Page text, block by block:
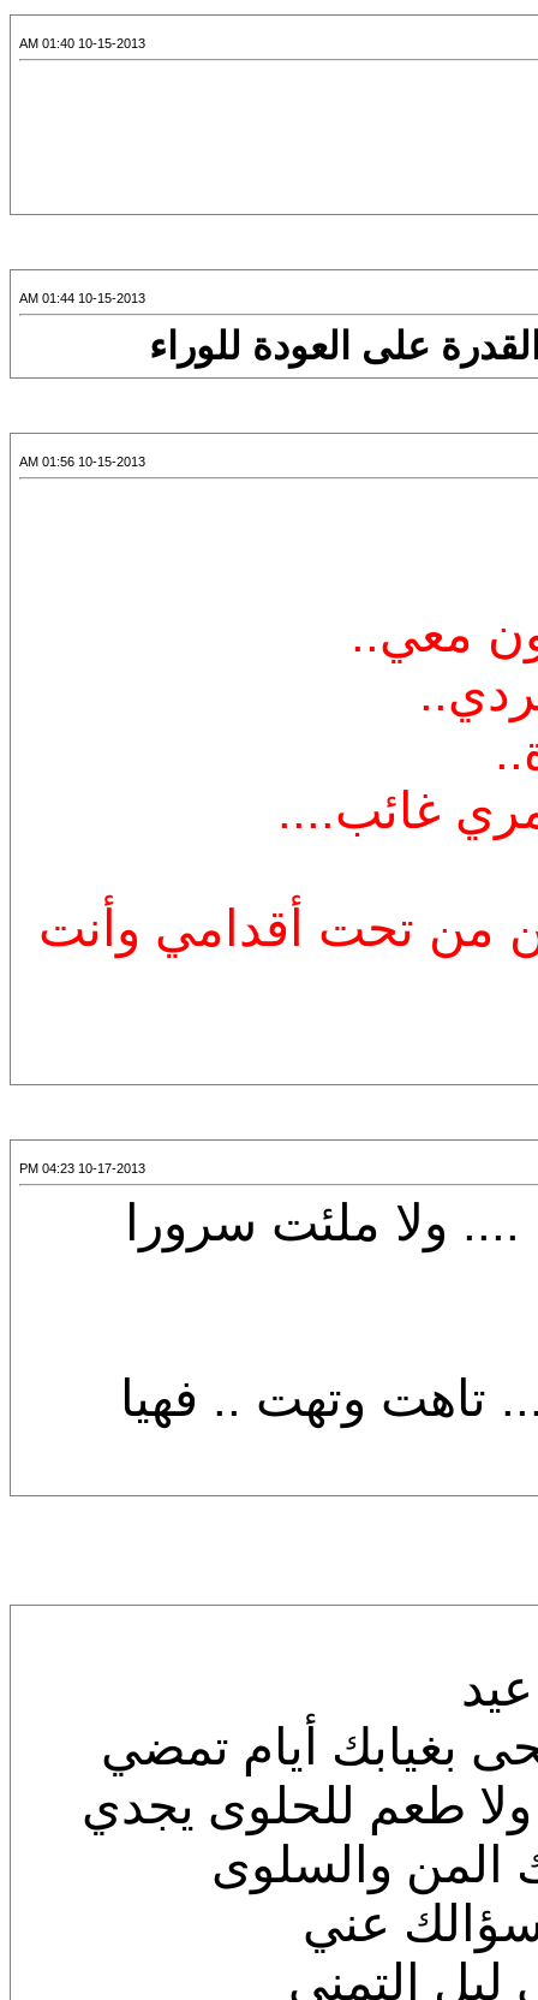
10-15-2013 01:40 AM
10-15-2013 01:44 AM
على العودة للوراء
10-15-2013 01:56 AM
معي..
غائب....
من تحت أقدامي وأنت
10-17-2013 04:23 PM
ولا ملئت سرورا
تاهت وتهت .. فهيا
بغيابك أيام تمضي
ولا طعم للحلوى يجدي
المن والسلوى
عني
التمنى